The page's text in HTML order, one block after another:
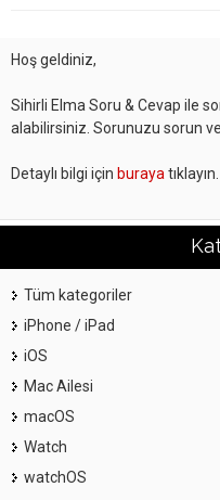
Hoş geldiniz,
Sihirli Elma Soru & Cevap ile
alabilirsiniz. Sorunuzu sorun
Detaylı bilgi için buraya tıklayın.
Tüm kategoriler
iPhone / iPad
iOS
Mac Ailesi
macOS
Watch
watchOS